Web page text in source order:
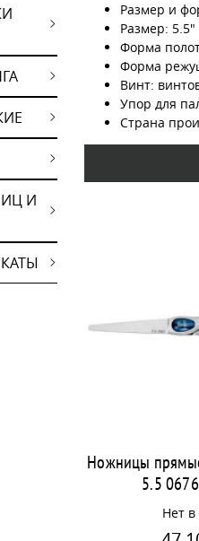
И
Размер и
Размер: 5.5"
Форма
Форма
Винт:
Упор для
Страна
Ножницы
5.5
Нет